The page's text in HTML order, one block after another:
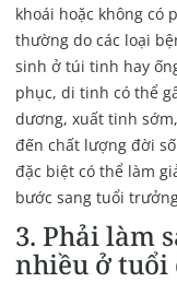
khoái hoặc không có
thường do các loại
sinh ở túi tinh hay
phục, di tinh có thể
dương, xuất tinh
đến chất lượng đời
đặc biệt có thể làm
bước sang tuổi
3. Phải làm
nhiều ở tuổi